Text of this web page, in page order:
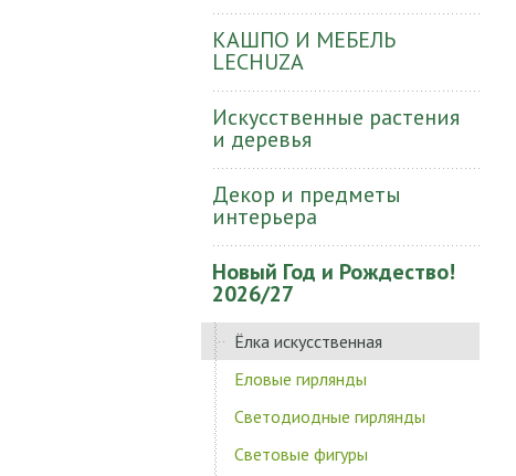
КАШПО И МЕБЕЛЬ
LECHUZA
Искусственные растения
и деревья
Декор и предметы
интерьера
Новый Год и Рождество!
2026/27
Ёлка искусственная
Еловые гирлянды
Светодиодные гирлянды
Световые фигуры